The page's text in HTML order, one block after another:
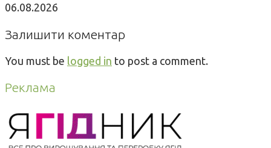
06.08.2026
Залишити коментар
You must be logged in to post a comment.
Реклама